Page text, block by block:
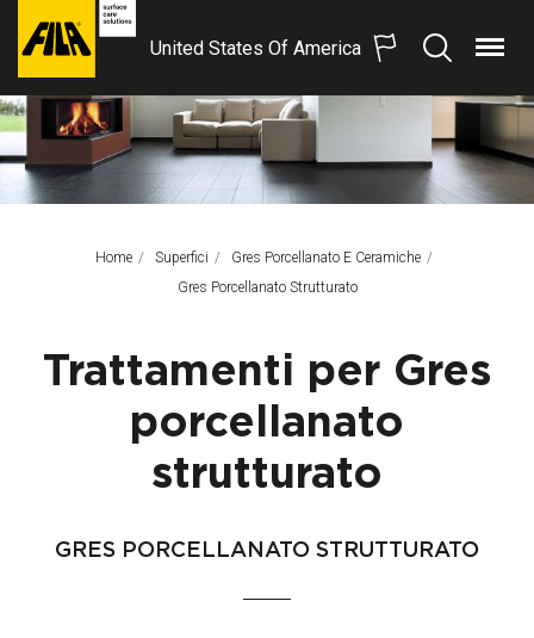
FILA
Solutions
S.p.A.
SB
United States Of America
SearchMenu
Home Superfici
Gres Porcellanato E Ceramiche
Pagina Corrente:
Gres Porcellanato Strutturato
Trattamenti per Gres
porcellanato
strutturato
GRES PORCELLANATO STRUTTURATO